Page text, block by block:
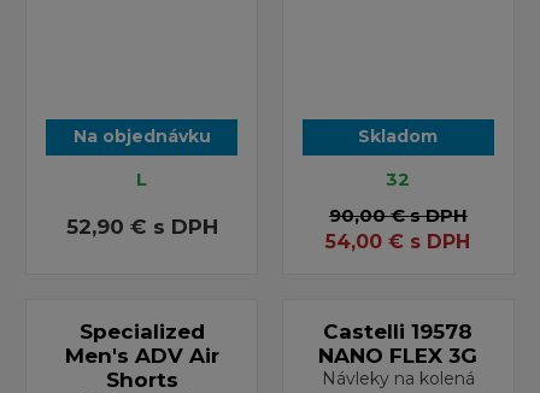
Na objednávku
L
52,90 € s DPH
Skladom
32
90,00 €s DPH
54,00 € s DPH
Specialized
Men's ADV Air
Shorts
Castelli 19578
NANO FLEX 3G
Návleky na kolená